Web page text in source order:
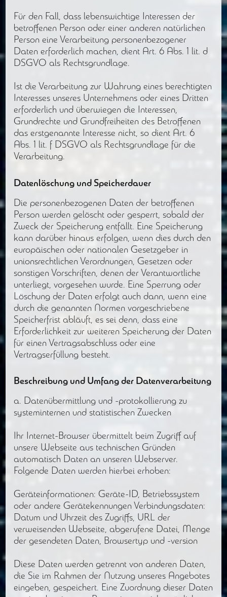
Für den Fall, dass lebenswichtige Interessen der
betroffenen Person oder einer anderen natürlichen
Person eine Verarbeitung personenbezogener
Daten erforderlich machen, dient Art. 6 Abs. 1 lit. d
DSGVO als Rechtsgrundlage.
Ist die Verarbeitung zur Wahrung eines berechtigten
Interesses unseres Unternehmens oder eines Dritten
erforderlich und überwiegen die Interessen,
Grundrechte und Grundfreiheiten des Betroffenen
das erstgenannte Interesse nicht, so dient Art. 6
Abs. 1 lit. f DSGVO als Rechtsgrundlage für die
Verarbeitung.
Datenlöschung und Speicherdauer
Die personenbezogenen Daten der betroffenen
Person werden gelöscht oder gesperrt, sobald der
Zweck der Speicherung entfällt. Eine Speicherung
kann darüber hinaus erfolgen, wenn dies durch den
europäischen oder nationalen Gesetzgeber in
unionsrechtlichen Verordnungen, Gesetzen oder
sonstigen Vorschriften, denen der Verantwortliche
unterliegt, vorgesehen wurde. Eine Sperrung oder
Löschung der Daten erfolgt auch dann, wenn eine
durch die genannten Normen vorgeschriebene
Speicherfrist abläuft, es sei denn, dass eine
Erforderlichkeit zur weiteren Speicherung der Daten
für einen Vertragsabschluss oder eine
Vertragserfüllung besteht.
Beschreibung und Umfang der Datenverarbeitung
a. Datenübermittlung und -protokollierung zu
systeminternen und statistischen Zwecken
Ihr Internet-Browser übermittelt beim Zugriff auf
unsere Webseite aus technischen Gründen
automatisch Daten an unseren Webserver.
Folgende Daten werden hierbei erhoben:
Geräteinformationen: Geräte-ID, Betriebssystem
oder andere Gerätekennungen Verbindungsdaten:
Datum und Uhrzeit des Zugriffs, URL der
verweisenden Webseite, abgerufene Datei, Menge
der gesendeten Daten, Browsertyp und -version
Diese Daten werden getrennt von anderen Daten,
die Sie im Rahmen der Nutzung unseres Angebotes
eingeben, gespeichert. Eine Zuordnung dieser Daten